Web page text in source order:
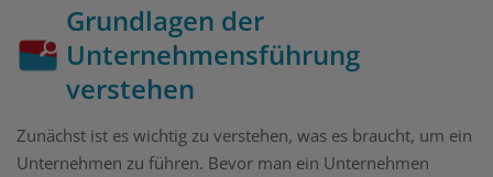
Grundlagen der
Unternehmensführung
verstehen
Zunächst ist es wichtig zu verstehen, was es braucht, um ein
Unternehmen zu führen. Bevor man ein Unternehmen